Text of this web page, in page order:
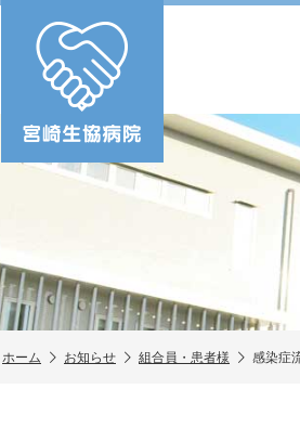
ホーム お知らせ 組合員・患者様 感染症